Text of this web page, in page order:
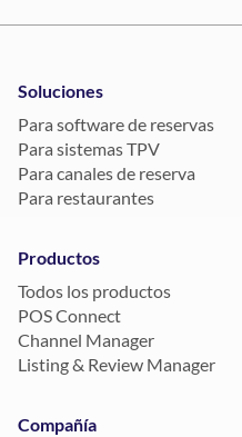
Soluciones
Para software de reservas
Para sistemas TPV
Para canales de reserva
Para restaurantes
Productos
Todos los productos
POS Connect
Channel Manager
Listing & Review Manager
Compañía